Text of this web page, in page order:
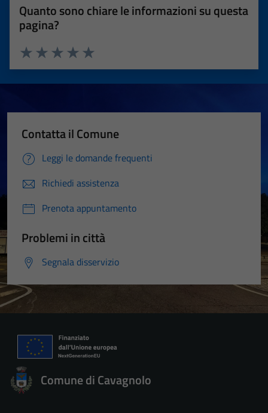
Quanto sono chiare le informazioni su questa
pagina?
Valuta 5 stelle su 5
Valuta 4 stelle su 5
Valuta 3 stelle su 5
Valuta 2 stelle su 5
Valuta 1 stelle su 5
Contatta il Comune
Leggi le domande frequenti
Richiedi assistenza
Prenota appuntamento
Problemi in città
Segnala disservizio
Comune di Cavagnolo